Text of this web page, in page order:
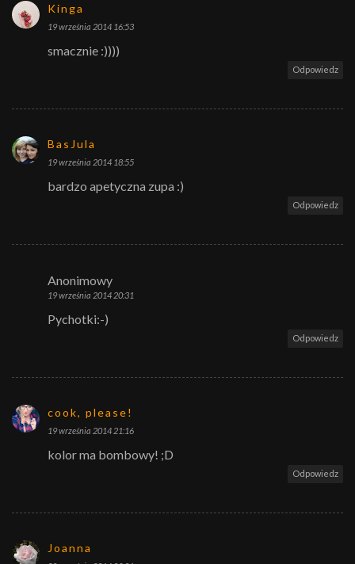
Kinga
19 września 2014 16:53
smacznie :))))
Odpowiedz
BasJula
19 września 2014 18:55
bardzo apetyczna zupa :)
Odpowiedz
Anonimowy
19 września 2014 20:31
Pychotki:-)
Odpowiedz
cook, please!
19 września 2014 21:16
kolor ma bombowy! ;D
Odpowiedz
Joanna